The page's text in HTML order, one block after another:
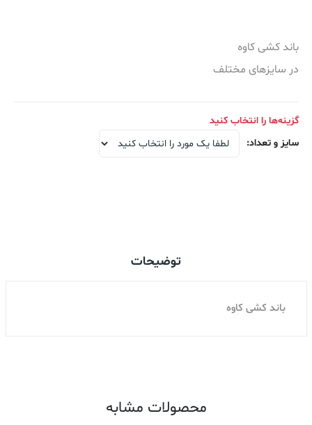
باند کشی کاوه
در سایزهای مختلف
گزینه‌ها را انتخاب کنید
سایز و تعداد:
توضیحات
باند کشی کاوه
محصولات مشابه